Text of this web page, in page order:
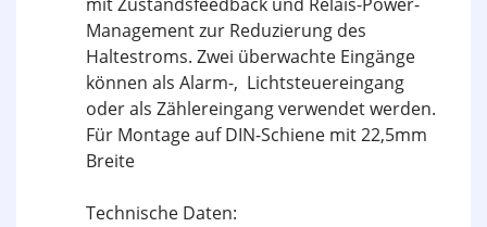
Management zur Reduzierung des
Haltestroms. Zwei überwachte Eingänge
können als Alarm-, Lichtsteuereingang
oder als Zählereingang verwendet werden.
Für Montage auf DIN-Schiene mit 22,5mm
Breite
Technische Daten: